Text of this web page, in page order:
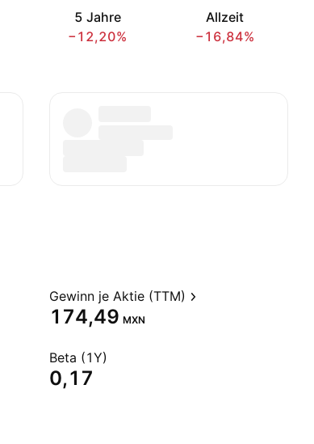
5 Jahre
−12,20%
Allzeit
−16,84%
Gewinn je Aktie (TTM)
174,49 MXN
Beta (1Y)
0,17